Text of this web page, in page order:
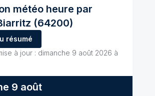
météo heure par
(64200)
résumé
à jour : dimanche 9 août 2026 à
9 août